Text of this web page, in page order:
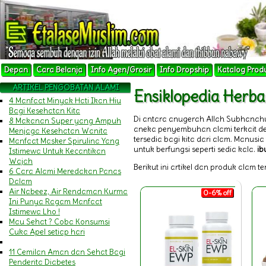
Depan Cara Belanja Info Agen/Grosir Info Dropship
Katalog
ARTIKEL PENGOBATAN ALAMI
4 Manfaat Minyak Hati Ikan Hiu
Bagi Kesehatan Kita
8 Makanan Super yang Ampuh
Menjaga Kesehatan Wanita
Manfaat Masker Spirulina Yang
Istimewa Untuk Kecantikan
Wajah
6 Cara Alami Meredakan Panas
Dalam
Air Nabeez, Air Rendaman Kurma
Ini Punya Ragam Manfaat
Istimewa Lho !
Mau Sehat ? Coba Konsumsi
Cuka Apel setiap hari
11 Cemilan Aman dan Sehat Bagi
Penderita Diabetes
Ensiklopedia
Di antara anugerah Allah
aneka penyembuhan alami terkait
tersedia bagi kita dari alam.
untuk berfungsi seperti sedia kala.
Berikut ini artikel dan produk alam
0-6% off